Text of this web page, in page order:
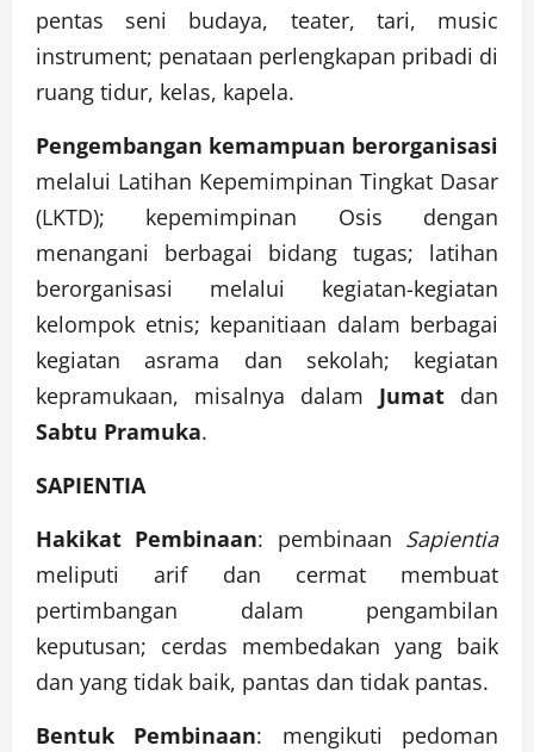
pentas seni budaya, teater, tari, music
instrument; penataan perlengkapan pribadi di
ruang tidur, kelas, kapela.
Pengembangan kemampuan berorganisasi
melalui Latihan Kepemimpinan Tingkat Dasar
(LKTD); kepemimpinan Osis dengan
menangani berbagai bidang tugas; latihan
berorganisasi melalui kegiatan-kegiatan
kelompok etnis; kepanitiaan dalam berbagai
kegiatan asrama dan sekolah; kegiatan
kepramukaan, misalnya dalam Jumat dan
Sabtu Pramuka.
SAPIENTIA
Hakikat Pembinaan: pembinaan Sapientia
meliputi arif dan cermat membuat
pertimbangan dalam pengambilan
keputusan; cerdas membedakan yang baik
dan yang tidak baik, pantas dan tidak pantas.
Bentuk Pembinaan: mengikuti pedoman